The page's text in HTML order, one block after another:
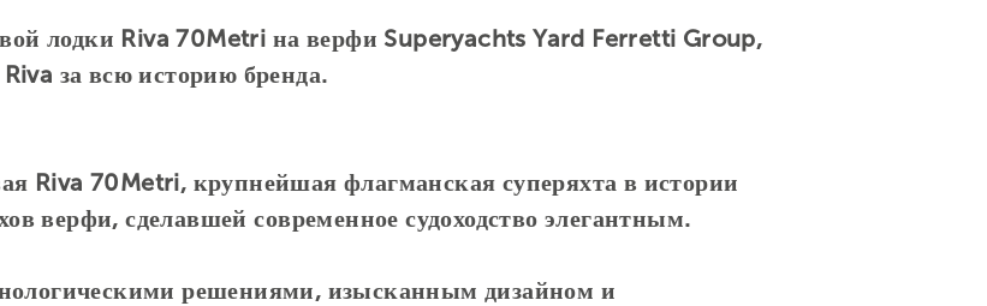
лодки Riva 70Metri на верфи Superyachts Yard Ferretti Group,
за всю историю бренда.
Riva 70Metri, крупнейшая флагманская суперяхта в истории
верфи, сделавшей современное судоходство элегантным.
решениями, изысканным дизайном и